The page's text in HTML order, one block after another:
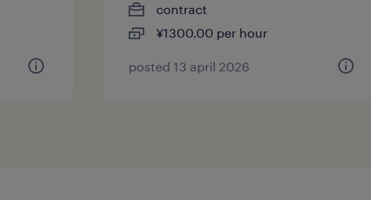
contract
¥1300.00 per hour
posted 13 april 2026